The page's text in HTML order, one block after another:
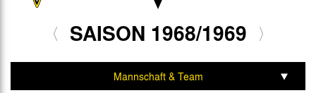
SAISON 1968/1969
Mannschaft & Team